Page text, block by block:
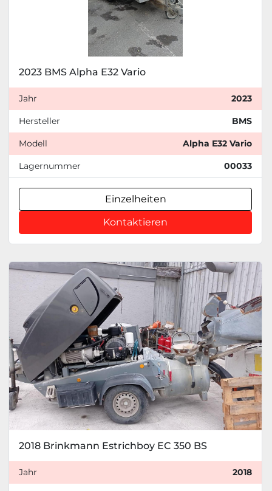
2023 BMS Alpha E32 Vario
Jahr 2023
Hersteller BMS
Modell Alpha E32 Vario
Lagernummer 00033
Einzelheiten
Kontaktieren
2018 Brinkmann Estrichboy EC 350 BS
Jahr 2018